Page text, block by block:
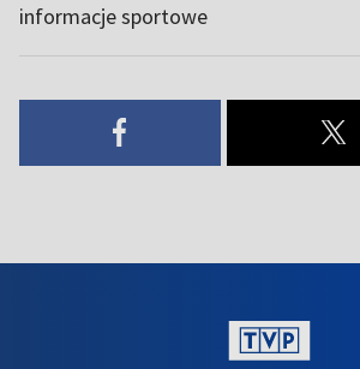
informacje sportowe